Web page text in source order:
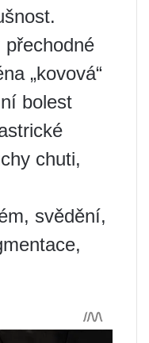
přechodné
„kovová“
bolest
chuti,
svědění,